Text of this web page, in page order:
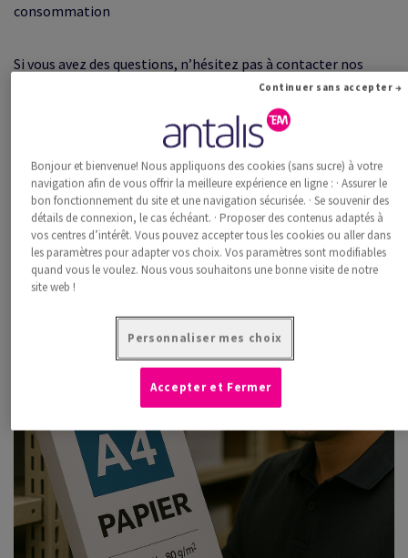
consommation
Si vous avez des questions, n’hésitez pas à contacter nos
conseillers easystock. Ils vous répondront avec grand plaisir.
Un stock optimisé en trois étapes simples
Bonjour et bienvenue! Nous appliquons des cookies (sans sucre) à votre
navigation afin de vous offrir la meilleure expérience en ligne : · Assurer le
bon fonctionnement du site et une navigation sécurisée. · Se souvenir des
détails de connexion, le cas échéant. · Proposer des contenus adaptés à
vos centres d’intérêt. Vous pouvez accepter tous les cookies ou aller dans
les paramètres pour adapter vos choix. Vos paramètres sont modifiables
quand vous le voulez. Nous vous souhaitons une bonne visite de notre
site web !
Personnaliser mes choix
Continuer sans accepter →
Accepter et Fermer